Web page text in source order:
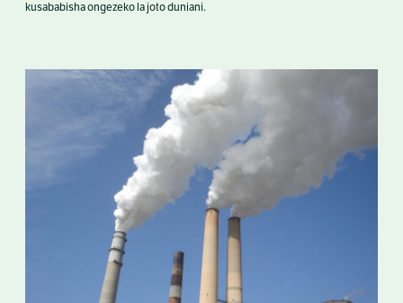
kusababisha ongezeko la joto duniani.